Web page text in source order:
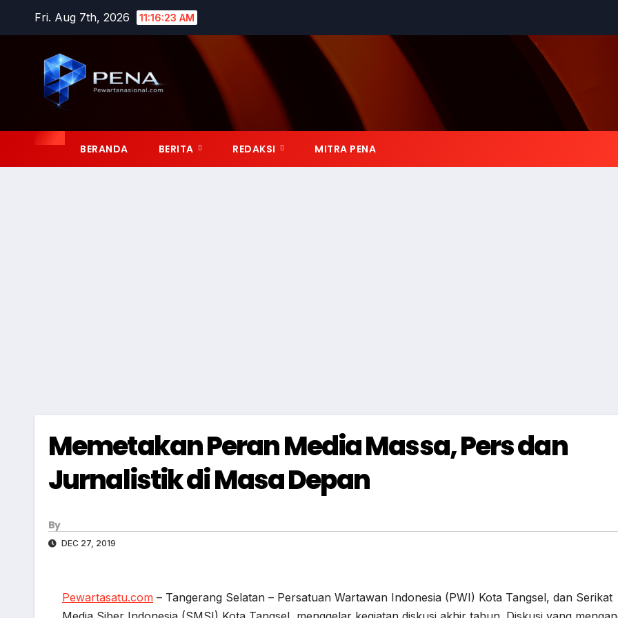
Fri. Aug 7th, 2026 11:16:23 AM
BERANDA BERITA REDAKSI MITRA PENA
Memetakan Peran Media Massa, Pers dan
Jurnalistik di Masa Depan
By
DEC 27, 2019
Pewartasatu.com – Tangerang Selatan – Persatuan Wartawan Indonesia (PWI) Kota Tangsel, dan Serikat